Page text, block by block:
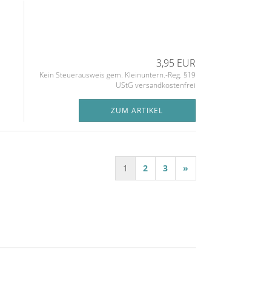
3,95 EUR
Kein Steuerausweis gem. Kleinuntern.-Reg. §19
UStG versandkostenfrei
ZUM ARTIKEL
1 2 3 »